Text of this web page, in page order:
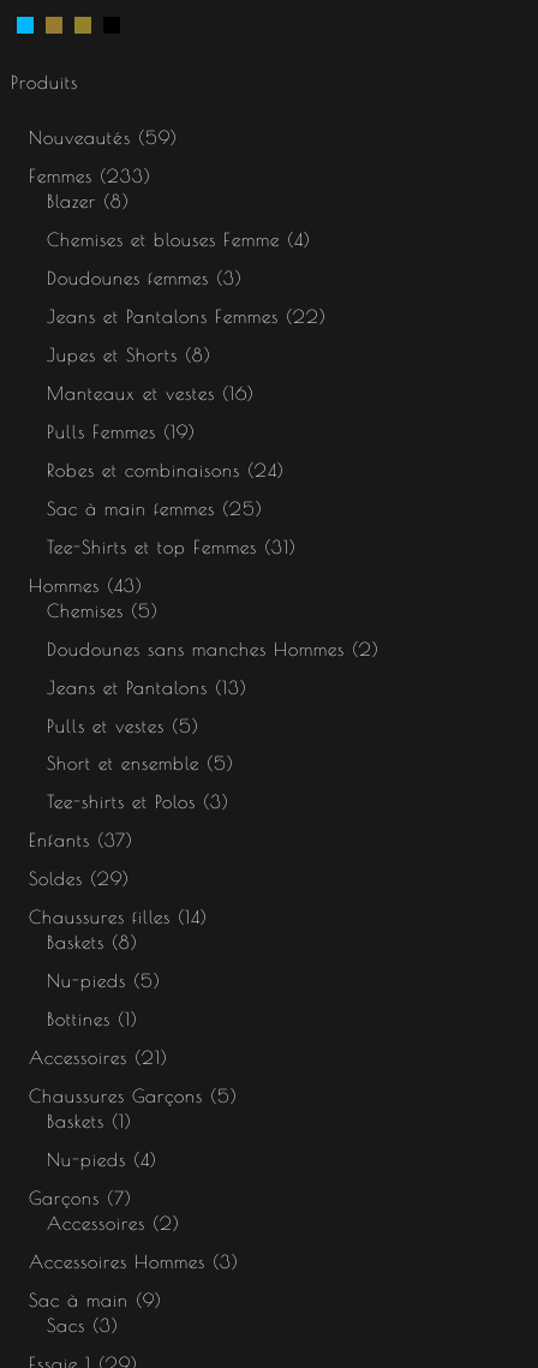
Produits
Nouveautés
59
Femmes
233
Blazer
8
Chemises et blouses Femme
4
Doudounes femmes
3
Jeans et Pantalons Femmes
22
Jupes et Shorts
8
Manteaux et vestes
16
Pulls Femmes
19
Robes et combinaisons
24
Sac à main femmes
25
Tee-Shirts et top Femmes
31
Hommes
43
Chemises
5
Doudounes sans manches Hommes
2
Jeans et Pantalons
13
Pulls et vestes
5
Short et ensemble
5
Tee-shirts et Polos
3
Enfants
37
Soldes
29
Chaussures filles
14
Baskets
8
Nu-pieds
5
Bottines
1
Accessoires
21
Chaussures Garçons
5
Baskets
1
Nu-pieds
4
Garçons
7
Accessoires
2
Accessoires Hommes
3
Sac à main
9
Sacs
3
Essaie 1
29